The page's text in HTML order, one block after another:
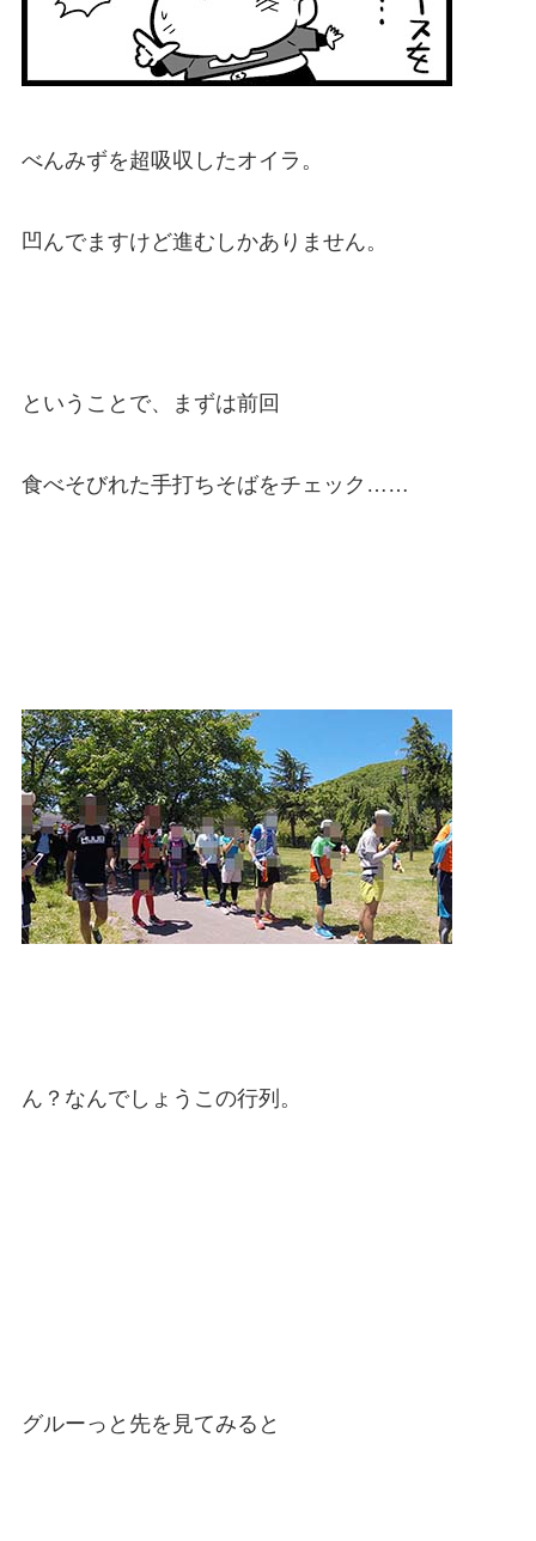
べんみずを超吸収したオイラ。
凹んでますけど進むしかありません。
ということで、まずは前回
食べそびれた手打ちそばをチェック……
ん？なんでしょうこの行列。
グルーっと先を見てみると